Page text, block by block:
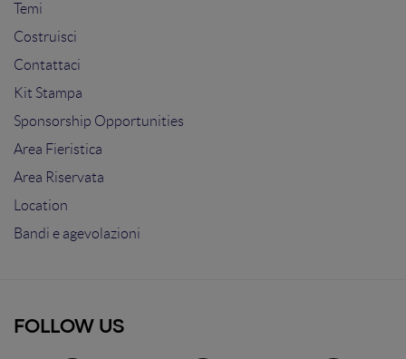
Temi
Costruisci
Contattaci
Kit Stampa
Sponsorship Opportunities
Area Fieristica
Area Riservata
Location
Bandi e agevolazioni
FOLLOW US